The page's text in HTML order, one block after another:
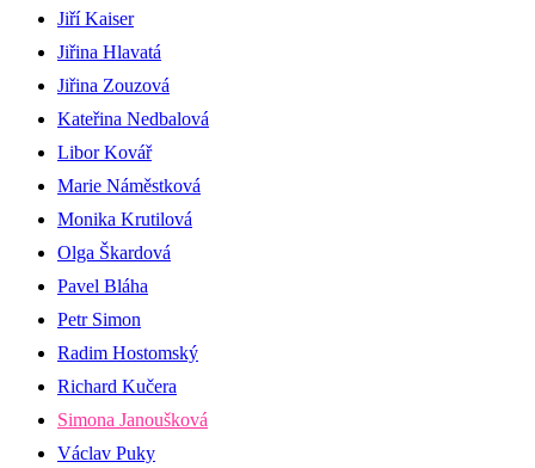
Jiří Kaiser
Jiřina Hlavatá
Jiřina Zouzová
Kateřina Nedbalová
Libor Kovář
Marie Náměstková
Monika Krutilová
Olga Škardová
Pavel Bláha
Petr Simon
Radim Hostomský
Richard Kučera
Simona Janoušková
Václav Puky